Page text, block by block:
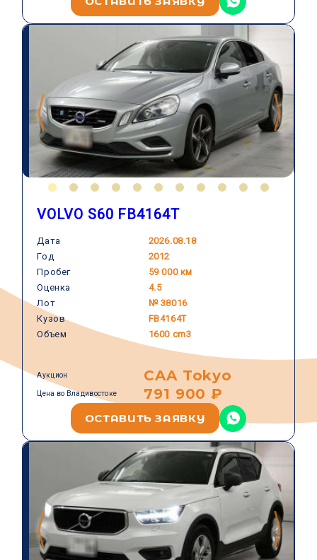
VOLVO S60 FB4164T
Дата
2026.08.18
Год
2012
Пробег
59 000 км
Оценка
4.5
Лот
№ 38016
Кузов
FB4164T
Объем
1600 cm3
VOLVO
CAA Tokyo
Аукцион
791 900 ₽
Цена во Владивостоке
ОСТАВИТЬ ЗАЯВКУ